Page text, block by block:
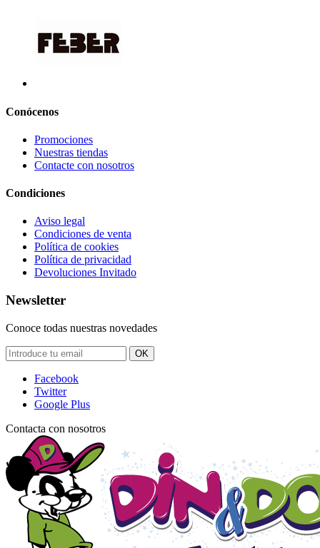
Conócenos
Promociones
Nuestras tiendas
Contacte con nosotros
Condiciones
Aviso legal
Condiciones de venta
Política de cookies
Política de privacidad
Devoluciones Invitado
Newsletter
Conoce todas nuestras novedades
OK
Facebook
Twitter
Google Plus
Contacta con nosotros